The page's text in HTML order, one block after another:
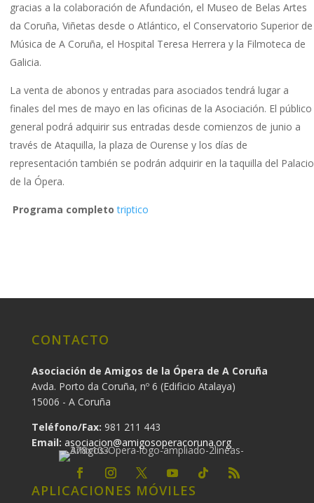
gracias a la colaboración de Afundación, el Museo de Belas Artes
da Coruña, Viñetas desde o Atlántico, el Conservatorio Superior de
Música de A Coruña, el Hospital Teresa Herrera y la Filmoteca de
Galicia.
La venta de abonos y entradas para asociados tendrá lugar a
finales del mes de mayo en las oficinas de la Asociación. El público
general podrá adquirir sus entradas desde comienzos de junio a
través de Ataquilla, la plaza de Ourense y los días de
representación también se podrán adquirir en la taquilla del Palacio
de la Ópera.
Programa completotriptico
CONTACTO
Asociación de Amigos de la Ópera de A Coruña
Avda. Porto da Coruña, nº 6 (Edificio Atalaya)
15006 - A Coruña
Teléfono/Fax: 981 211 443
Email: asociacion@amigosoperacoruna.org
APLICACIONES MÓVILES